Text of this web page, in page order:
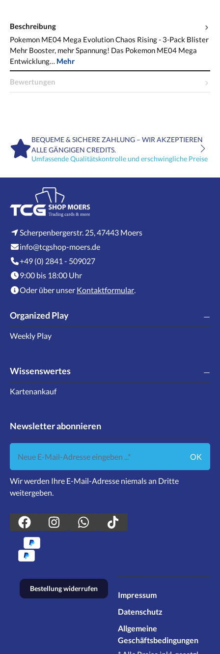
Beschreibung
Pokemon ME04 Mega Evolution Chaos Rising - 3-Pack Blister
Mehr Booster, mehr Spannung! Das Pokemon ME04 Mega
Entwicklung… Mehr
Bewertungen
BEQUEME & SICHERE ZAHLUNG – WIR AKZEPTIEREN
ALLE GÄNGIGEN CREDITS.
Umfassende Qualitätskontrolle und erschwingliche Preise
Scherpenbergerstr. 25, 47443 Moers
info@tcgshop-moers.de
+49 (0) 2841 - 509027
9:00 bis 18:00 Uhr
Oder über unser Kontaktformular.
Organized Play
Weekly Play
Wissenswertes
Kartenankauf
Newsletter abonnieren
OK
Wir werden Ihre E-Mail-Adresse niemals an Dritte
weitergeben.
Bestellung widerrufen
Impressum
Datenschutz
Allgemeine
Geschäftsbedingungen